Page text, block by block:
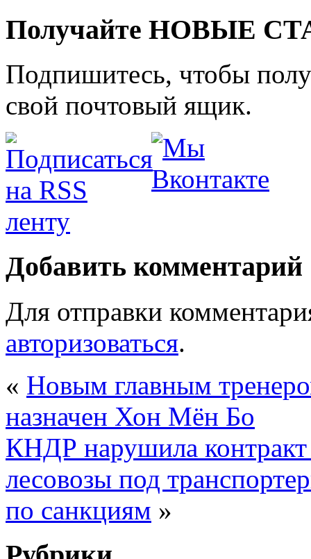
Получайте НОВЫЕ
Подпишитесь, чтобы
свой почтовый ящик.
Добавить комментарий
Для отправки
авторизоваться.
« Новым главным
назначен Хон Мён Бо
КНДР нарушила контракт
лесовозы под
по санкциям »